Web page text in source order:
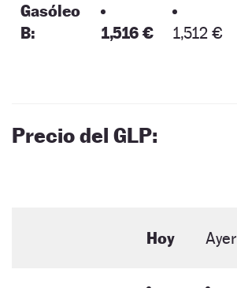
Gasóleo
B:
1,516 € 1,512 €
Precio del GLP:
Hoy Ayer